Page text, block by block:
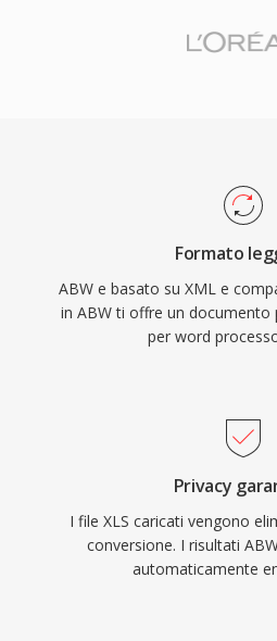
Formato
ABW e basato su XML e
in ABW ti offre un documento
per word
Privacy
I file XLS caricati vengono
conversione. I risultati
automaticamente